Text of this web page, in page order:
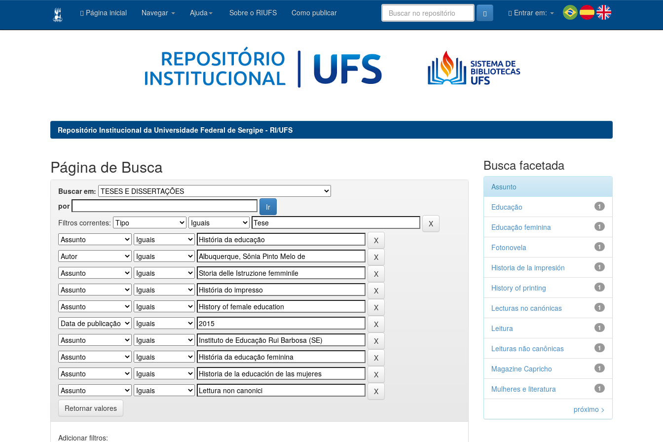
Página inicial Navegar Ajuda Sobre o RIUFS Como publicar Entrar em:
Repositório Institucional da Universidade Federal de Sergipe - RI/UFS
Página de Busca
Buscar em:
por
Filtros correntes:
Retornar valores
Adicionar filtros:
Busca facetada
Assunto
1
Educação
1
Educação feminina
1
Fotonovela
1
Historia de la impresión
1
History of printing
1
Lecturas no canónicas
1
Leitura
1
Leituras não canônicas
1
Magazine Capricho
1
Mulheres e literatura
próximo >